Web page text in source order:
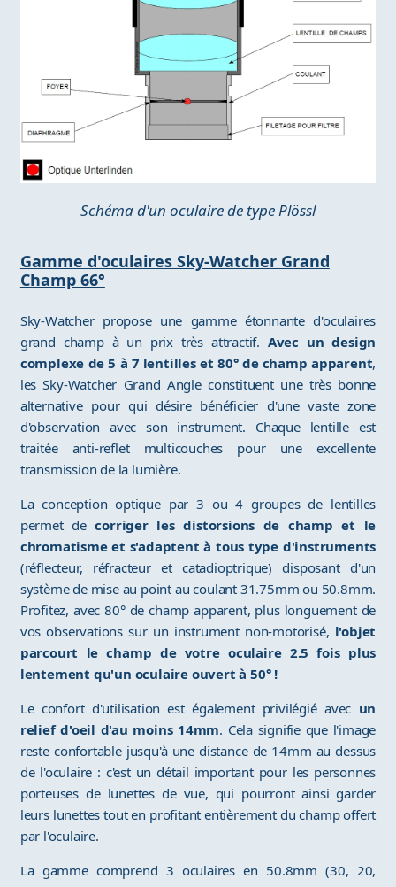
Schéma d'un oculaire de type Plössl
Gamme d'oculaires Sky-Watcher Grand
Champ 66°
Sky-Watcher propose une gamme étonnante d'oculaires
grand champ à un prix très attractif. Avec un design
complexe de 5 à 7 lentilles et 80° de champ apparent,
les Sky-Watcher Grand Angle constituent une très bonne
alternative pour qui désire bénéficier d'une vaste zone
d'observation avec son instrument. Chaque lentille est
traitée anti-reflet multicouches pour une excellente
transmission de la lumière.
La conception optique par 3 ou 4 groupes de lentilles
permet decorriger les distorsions de champ et le
chromatisme et s'adaptent à tous type d'instruments
(réflecteur, réfracteur et catadioptrique) disposant d'un
système de mise au point au coulant 31.75mm ou 50.8mm.
Profitez, avec 80° de champ apparent, plus longuement de
vos observations sur un instrument non-motorisé, l'objet
parcourt le champ de votre oculaire 2.5 fois plus
lentement qu'un oculaire ouvert à 50° !
Le confort d'utilisation est également privilégié avec un
relief d'oeil d'au moins 14mm. Cela signifie que l'image
reste confortable jusqu'à une distance de 14mm au dessus
de l'oculaire : c'est un détail important pour les personnes
porteuses de lunettes de vue, qui pourront ainsi garder
leurs lunettes tout en profitant entièrement du champ offert
par l'oculaire.
La gamme comprend 3 oculaires en 50.8mm (30, 20,